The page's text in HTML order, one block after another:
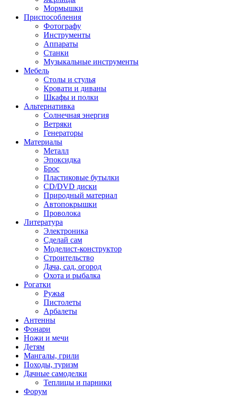
Мормышки
Приспособления
Фотографу
Инструменты
Аппараты
Станки
Музыкальные инструменты
Мебель
Столы и стулья
Кровати и диваны
Шкафы и полки
Альтернативка
Солнечная энергия
Ветряки
Генераторы
Материалы
Металл
Эпоксидка
Брос
Пластиковые бутылки
CD/DVD диски
Природный материал
Автопокрышки
Проволока
Литература
Электроника
Сделай сам
Моделист-конструктор
Строительство
Дача, сад, огород
Охота и рыбалка
Рогатки
Ружья
Пистолеты
Арбалеты
Антенны
Фонари
Ножи и мечи
Детям
Мангалы, грили
Походы, туризм
Дачные самоделки
Теплицы и парники
Форум